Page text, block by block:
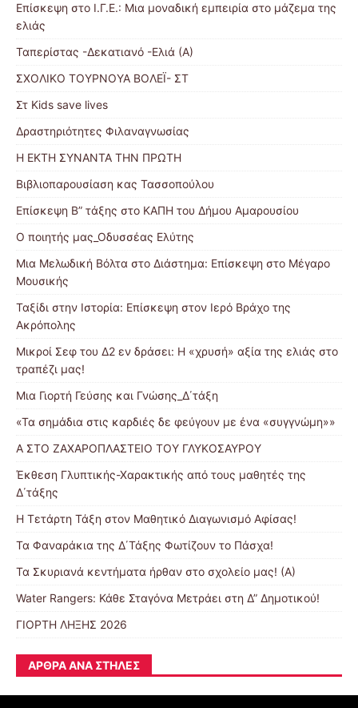
Επίσκεψη στο Ι.Γ.Ε.: Μια μοναδική εμπειρία στο μάζεμα της
ελιάς
Ταπερίστας -Δεκατιανό -Ελιά (Α)
ΣΧΟΛΙΚΟ ΤΟΥΡΝΟΥΑ ΒΟΛΕΪ- ΣΤ
Στ Kids save lives
Δραστηριότητες Φιλαναγνωσίας
Η ΕΚΤΗ ΣΥΝΑΝΤΑ ΤΗΝ ΠΡΩΤΗ
Βιβλιοπαρουσίαση κας Τασσοπούλου
Επίσκεψη Β” τάξης στο ΚΑΠΗ του Δήμου Αμαρουσίου
Ο ποιητής μας_Οδυσσέας Ελύτης
Μια Μελωδική Βόλτα στο Διάστημα: Επίσκεψη στο Μέγαρο
Μουσικής
Ταξίδι στην Ιστορία: Επίσκεψη στον Ιερό Βράχο της
Ακρόπολης
Μικροί Σεφ του Δ2 εν δράσει: Η «χρυσή» αξία της ελιάς στο
τραπέζι μας!
Μια Γιορτή Γεύσης και Γνώσης_Δ΄τάξη
«Τα σημάδια στις καρδιές δε φεύγουν με ένα «συγγνώμη»»
Α ΣΤΟ ΖΑΧΑΡΟΠΛΑΣΤΕΙΟ ΤΟΥ ΓΛΥΚΟΣΑΥΡΟΥ
Έκθεση Γλυπτικής-Χαρακτικής από τους μαθητές της
Δ΄τάξης
Η Τετάρτη Τάξη στον Μαθητικό Διαγωνισμό Αφίσας!
Τα Φαναράκια της Δ΄Τάξης Φωτίζουν το Πάσχα!
Τα Σκυριανά κεντήματα ήρθαν στο σχολείο μας! (Α)
Water Rangers: Κάθε Σταγόνα Μετράει στη Δ” Δημοτικού!
ΓΙΟΡΤΗ ΛΗΞΗΣ 2026
ΆΡΘΡΑ ΑΝΆ ΣΤΉΛΕΣ